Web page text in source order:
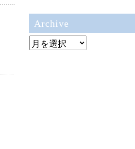
Archive
Archive